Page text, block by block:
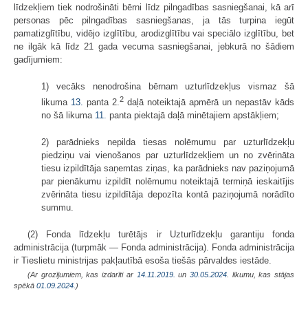
līdzekļiem tiek nodrošināti bērni līdz pilngadības sasniegšanai, kā arī
personas pēc pilngadības sasniegšanas, ja tās turpina iegūt
pamatizglītību, vidējo izglītību, arodizglītību vai speciālo izglītību, bet
ne ilgāk kā līdz 21 gada vecuma sasniegšanai, jebkurā no šādiem
gadījumiem:
1) vecāks nenodrošina bērnam uzturlīdzekļus vismaz šā
likuma 13. panta 2.2 daļā noteiktajā apmērā un nepastāv kāds
no šā likuma 11. panta piektajā daļā minētajiem apstākļiem;
2) parādnieks nepilda tiesas nolēmumu par uzturlīdzekļu
piedziņu vai vienošanos par uzturlīdzekļiem un no zvērināta
tiesu izpildītāja saņemtas ziņas, ka parādnieks nav paziņojumā
par pienākumu izpildīt nolēmumu noteiktajā termiņā ieskaitījis
zvērināta tiesu izpildītāja depozīta kontā paziņojumā norādīto
summu.
(2) Fonda līdzekļu turētājs ir Uzturlīdzekļu garantiju fonda
administrācija (turpmāk — Fonda administrācija). Fonda administrācija
ir Tieslietu ministrijas pakļautībā esoša tiešās pārvaldes iestāde.
(Ar grozījumiem, kas izdarīti ar 14.11.2019. un 30.05.2024. likumu, kas stājas
spēkā 01.09.2024. )